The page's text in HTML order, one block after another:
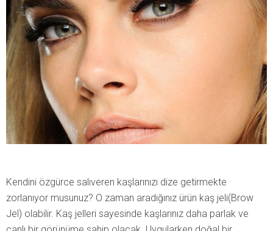
Kendini özgürce salıveren kaşlarınızı dize getirmekte
zorlanıyor musunuz? O zaman aradığınız ürün kaş jeli(Brow
Jel) olabilir. Kaş jelleri sayesinde kaşlarınız daha parlak ve